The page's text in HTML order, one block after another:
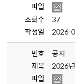
파일
조회수
37
작성일
2026-
번호
공지
제목
2026
파일